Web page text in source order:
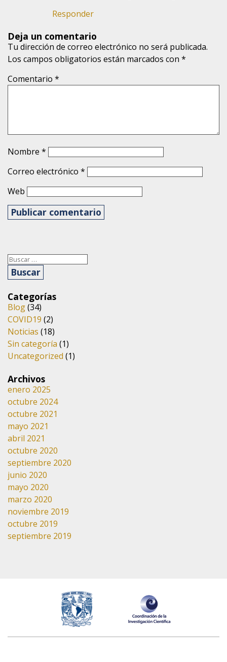
Responder
Deja un comentario
Tu dirección de correo electrónico no será publicada.
Los campos obligatorios están marcados con *
Comentario *
Nombre *
Correo electrónico *
Web
Buscar:
Categorías
Blog(34)
COVID19 (2)
Noticias (18)
Sin categoría (1)
Uncategorized (1)
Archivos
enero 2025
octubre 2024
octubre 2021
mayo 2021
abril 2021
octubre 2020
septiembre 2020
junio 2020
mayo 2020
marzo 2020
noviembre 2019
octubre 2019
septiembre 2019